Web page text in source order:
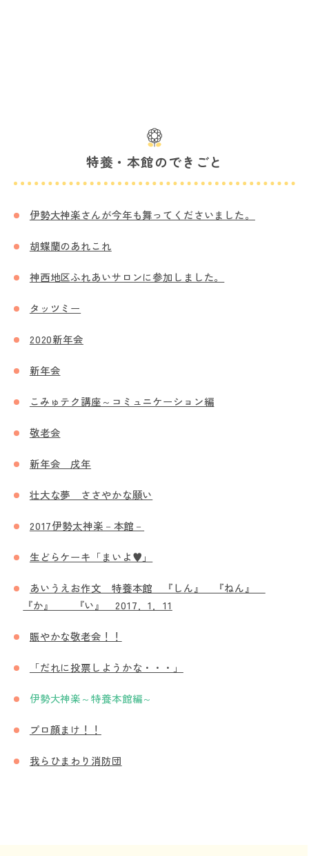
特養・本館のできごと
伊勢大神楽さんが今年も舞ってくださいました。
胡蝶蘭のあれこれ
神西地区ふれあいサロンに参加しました。
タッツミー
2020新年会
新年会
こみゅテク講座～コミュニケーション編
敬老会
新年会 戌年
壮大な夢 ささやかな願い
2017伊勢太神楽－本館－
生どらケーキ「まいよ♥」
あいうえお作文 特養本館 『しん』 『ねん』
『か』 『い』 2017．1．11
賑やかな敬老会！！
「だれに投票しようかな・・・」
伊勢大神楽～特養本館編～
プロ顔まけ！！
我らひまわり消防団